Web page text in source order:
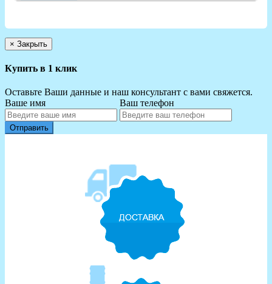
× Закрыть
Купить в 1 клик
Оставьте Ваши данные и наш консультант с вами свяжется.
Ваше имя
Ваш телефон
Отправить